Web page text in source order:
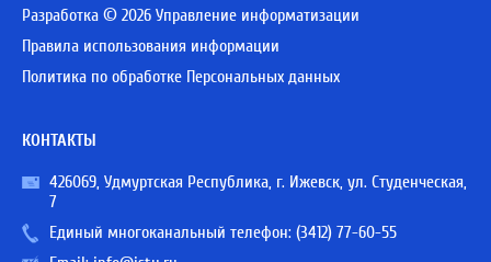
Разработка © 2026 Управление информатизации
Правила использования информации
Политика по обработке Персональных данных
КОНТАКТЫ
426069, Удмуртская Республика, г. Ижевск, ул. Студенческая,
7
Единый многоканальный телефон: (3412) 77-60-55